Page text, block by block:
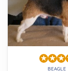
BEAGLE